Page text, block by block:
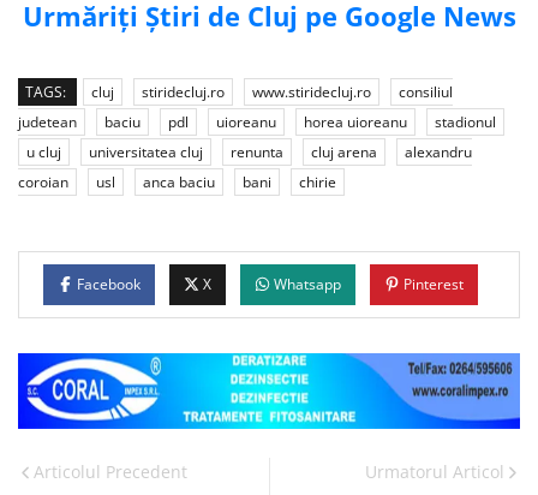
Urmăriți Știri de Cluj pe Google News
TAGS: cluj stiridecluj.ro www.stiridecluj.ro
consiliul
judetean
baciu pdl uioreanu horea uioreanu
stadionul
u cluj
universitatea cluj renunta cluj arena
alexandru
coroian
usl anca baciu bani chirie
Facebook X Whatsapp Pinterest
Articolul Precedent Urmatorul Articol